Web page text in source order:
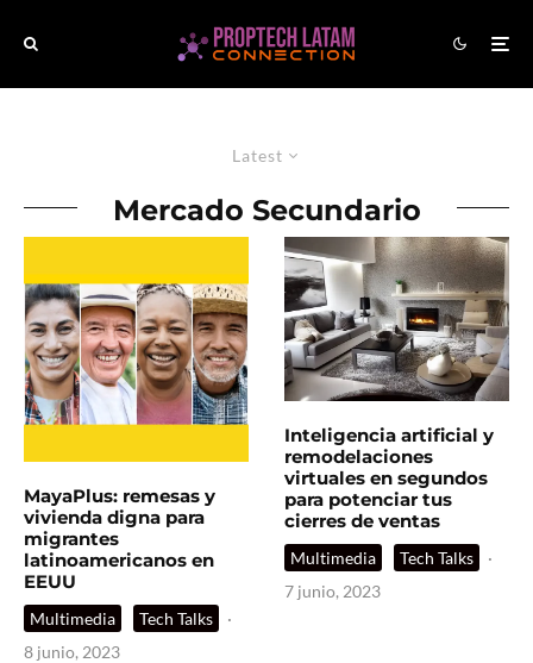
Latest
Mercado Secundario
MayaPlus: remesas y
vivienda digna para
migrantes
latinoamericanos en
EEUU
Multimedia Tech Talks
·
8 junio, 2023
Inteligencia artificial y
remodelaciones
virtuales en segundos
para potenciar tus
cierres de ventas
Multimedia Tech Talks
·
7 junio, 2023